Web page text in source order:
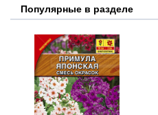
Популярные в разделе